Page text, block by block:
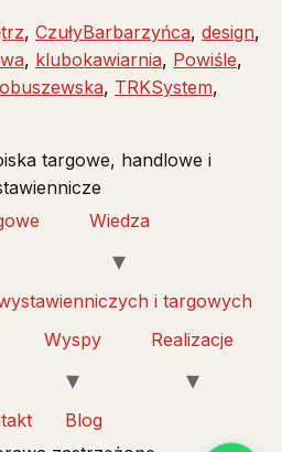
, CzułyBarbarzyńca, design,
, klubokawiarnia, Powiśle,
, TRKSystem,
targowe, handlowe i
Wiedza
i targowych
Wyspy Realizacje
Blog